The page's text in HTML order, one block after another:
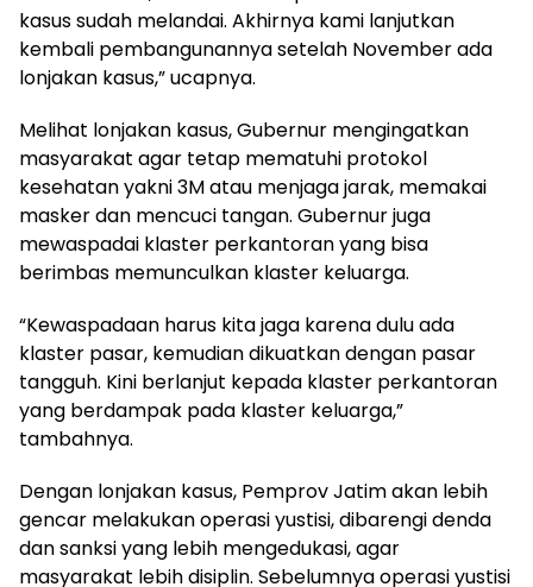
kasus sudah melandai. Akhirnya kami lanjutkan
kembali pembangunannya setelah November ada
lonjakan kasus,” ucapnya.
Melihat lonjakan kasus, Gubernur mengingatkan
masyarakat agar tetap mematuhi protokol
kesehatan yakni 3M atau menjaga jarak, memakai
masker dan mencuci tangan. Gubernur juga
mewaspadai klaster perkantoran yang bisa
berimbas memunculkan klaster keluarga.
“Kewaspadaan harus kita jaga karena dulu ada
klaster pasar, kemudian dikuatkan dengan pasar
tangguh. Kini berlanjut kepada klaster perkantoran
yang berdampak pada klaster keluarga,”
tambahnya.
Dengan lonjakan kasus, Pemprov Jatim akan lebih
gencar melakukan operasi yustisi, dibarengi denda
dan sanksi yang lebih mengedukasi, agar
masyarakat lebih disiplin. Sebelumnya operasi yustisi